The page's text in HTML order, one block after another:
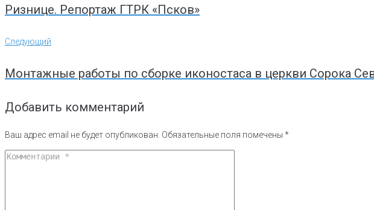
Ризнице. Репортаж ГТРК «Псков»
Следующий
Следующий
Монтажные работы по сборке иконостаса в церкви Сорока
Добавить комментарий
Ваш адрес email не будет опубликован. Обязательные поля помечены *